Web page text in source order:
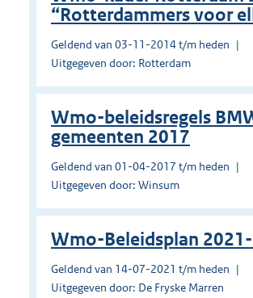
“Rotterdammers voor
Geldend van 03-11-2014 t/m heden
Uitgegeven door: Rotterdam
Wmo-beleidsregels
gemeenten 2017
Geldend van 01-04-2017 t/m heden
Uitgegeven door: Winsum
Wmo-Beleidsplan
Geldend van 14-07-2021 t/m heden
Uitgegeven door: De Fryske Marren